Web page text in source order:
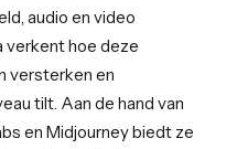
audio en video
verkent hoe deze
versterken en
tilt. Aan de hand van
en Midjourney biedt ze